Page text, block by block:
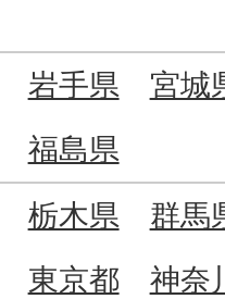
岩手県
宮城
福島県
栃木県
群馬
東京都 神奈